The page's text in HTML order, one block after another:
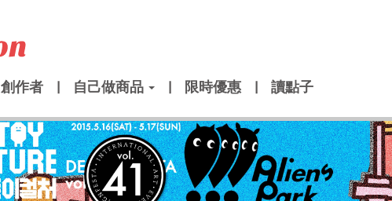
創作者 | 自己做商品 | 限時優惠 | 讀點子